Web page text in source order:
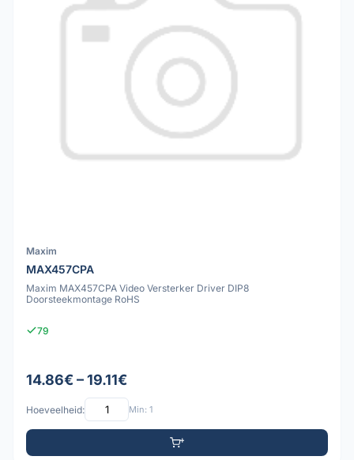
Maxim
MAX457CPA
Maxim MAX457CPA Video Versterker Driver DIP8
Doorsteekmontage RoHS
79
14.86€ – 19.11€
Hoeveelheid: Min: 1